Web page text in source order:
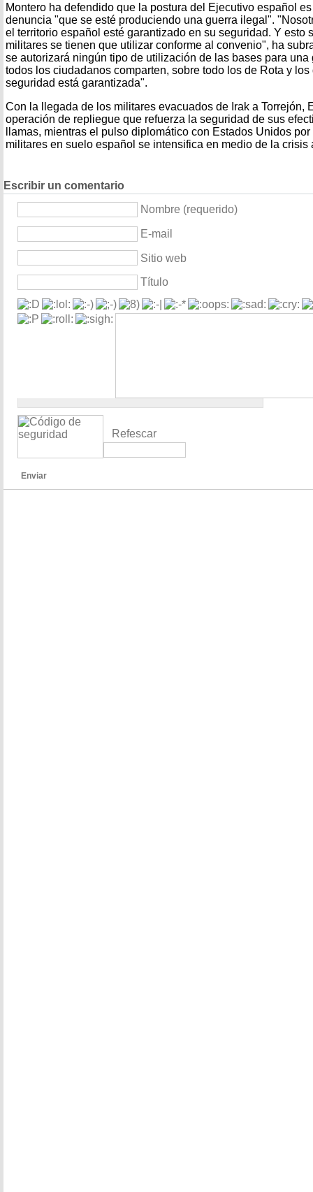
Montero ha defendido que la postura del Ejecutivo español
denuncia "que se esté produciendo una guerra ilegal".
el territorio español esté garantizado en su seguridad. Y esto
militares se tienen que utilizar conforme al convenio", ha
se autorizará ningún tipo de utilización de las bases para
todos los ciudadanos comparten, sobre todo los de Rota y
seguridad está garantizada".
Con la llegada de los militares evacuados de Irak a Torrejón,
operación de repliegue que refuerza la seguridad de sus
llamas, mientras el pulso diplomático con Estados Unidos
militares en suelo español se intensifica en medio de la crisis
Escribir un comentario
Nombre (requerido)
E-mail
Sitio web
Título
Refescar
Enviar